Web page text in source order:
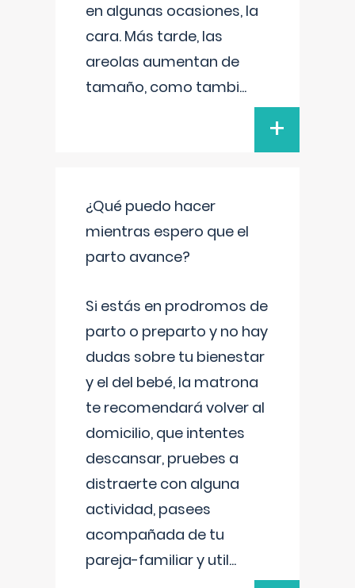
en algunas ocasiones, la
cara. Más tarde, las
areolas aumentan de
tamaño, como tambi...
+
¿Qué puedo hacer
mientras espero que el
parto avance?
Si estás en prodromos de
parto o preparto y no hay
dudas sobre tu bienestar
y el del bebé, la matrona
te recomendará volver al
domicilio, que intentes
descansar, pruebes a
distraerte con alguna
actividad, pasees
acompañada de tu
pareja-familiar y util...